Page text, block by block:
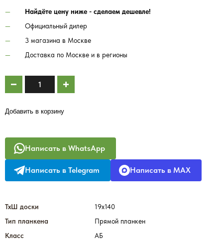
Найдёте цену ниже - сделаем дешевле!
Официальный дилер
3 магазина в Москве
Доставка по Москве и в регионы
Добавить в корзину
Написать в WhatsApp
Написать в Telegram Написать в MAX
ТхШ доски
19х140
Тип планкена
Прямой планкен
Класс
АБ